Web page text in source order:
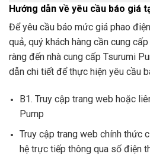
Hướng dẫn về yêu cầu báo giá
Để yêu cầu báo mức giá phao
quả, quý khách hàng cần cung
ràng đến nhà cung cấp Tsurumi
dẫn chi tiết để thực hiện yêu cầu
B1. Truy cập trang web hoặc
Pump
Truy cập trang web chính thức
hệ trực tiếp thông qua số điện